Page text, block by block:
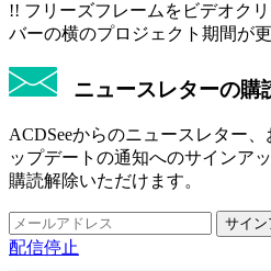
!! フリーズフレームをビデオク
バーの横のプロジェクト期間が
ニュースレターの購
ACDSeeからのニュースレター
ップデートの通知へのサインア
購読解除いただけます。
配信停止